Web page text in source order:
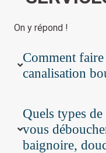
On y répond !
Comment
canalisation
Quels types
vous
baignoire,